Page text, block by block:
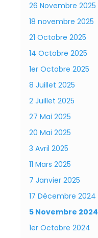
26 Novembre 2025
18 novembre 2025
21 Octobre 2025
14 Octobre 2025
1er Octobre 2025
8 Juillet 2025
2 Juillet 2025
27 Mai 2025
20 Mai 2025
3 Avril 2025
11 Mars 2025
7 Janvier 2025
17 Décembre 2024
5 Novembre 2024
1er Octobre 2024